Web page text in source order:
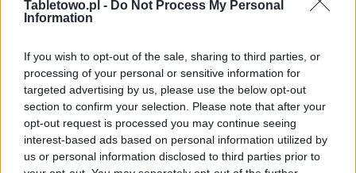
Tabletowo.pl - Do Not Process My Personal
Information
If you wish to opt-out of the sale, sharing to third parties, or
processing of your personal or sensitive information for
targeted advertising by us, please use the below opt-out
section to confirm your selection. Please note that after your
opt-out request is processed you may continue seeing
interest-based ads based on personal information utilized by
us or personal information disclosed to third parties prior to